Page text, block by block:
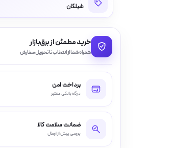
شیلگان
خرید مطمئن از برق‌بازار
همراه شما از انتخاب تا تحویل سفارش
پرداخت امن
درگاه بانکی معتبر
ضمانت سلامت کالا
بررسی پیش از ارسال